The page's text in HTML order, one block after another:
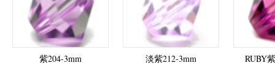
紫204-3mm 淡紫212-3mm RUBY